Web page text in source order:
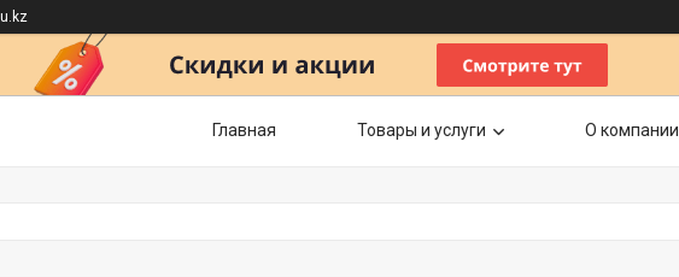
Главная Товары и услуги О компании